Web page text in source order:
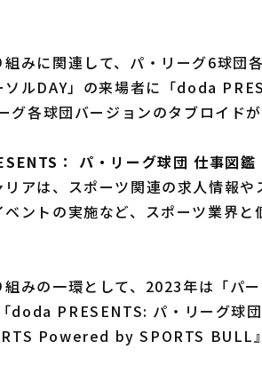
みに関連して、パ・リーグ6球団
ソルDAY」の来場者に「doda
グ各球団バージョンのタブロイドが
： パ・リーグ球団 仕事図
アは、スポーツ関連の求人情報や
ントの実施など、スポーツ業界
みの一環として、2023年は「パ
doda PRESENTS: パ・リーグ球
Powered by SPORTS BULL